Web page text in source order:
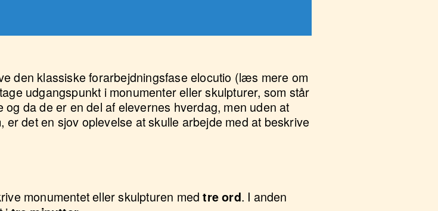
den klassiske forarbejdningsfase elocutio (læs mere om
udgangspunkt i monumenter eller skulpturer, som står
da de er en del af elevernes hverdag, men uden at
det en sjov oplevelse at skulle arbejde med at beskrive
monumentet eller skulpturen medtre ord. I anden